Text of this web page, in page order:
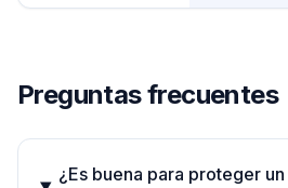
Preguntas frecuentes
¿Es buena para proteger